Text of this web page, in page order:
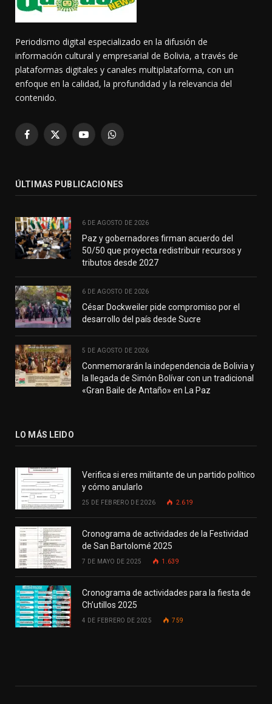
Periodismo digital especializado en la difusión de
información cultural y empresarial de Bolivia, a través de
plataformas digitales y canales multiplataforma, con un
enfoque en la calidad, la profundidad y la relevancia del
contenido.
Facebook
X
YouTubeWhatsApp
ÚLTIMAS PUBLICACIONES
6 DE AGOSTO DE 2026
Paz y gobernadores firman acuerdo del
50/50 que proyecta redistribuir recursos y
tributos desde 2027
6 DE AGOSTO DE 2026
César Dockweiler pide compromiso por el
desarrollo del país desde Sucre
5 DE AGOSTO DE 2026
Conmemorarán la independencia de Bolivia y
la llegada de Simón Bolívar con un tradicional
«Gran Baile de Antaño» en La Paz
LO MÁS LEIDO
Verifica si eres militante de un partido político
y cómo anularlo
25 DE FEBRERO DE 2026 2.619
Cronograma de actividades de la Festividad
de San Bartolomé 2025
7 DE MAYO DE 2025 1.639
Cronograma de actividades para la fiesta de
Ch’utillos 2025
4 DE FEBRERO DE 2025 759